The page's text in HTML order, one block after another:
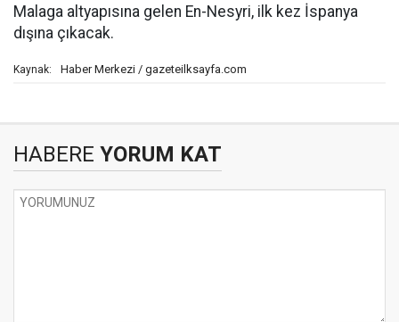
Malaga altyapısına gelen En-Nesyri, ilk kez İspanya
dışına çıkacak.
Kaynak: Haber Merkezi / gazeteilksayfa.com
HABERE YORUM KAT